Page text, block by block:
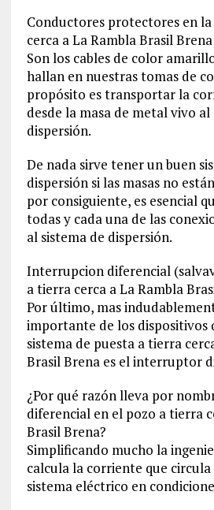
Conductores protectores en
cerca a La Rambla Brasil Brena
Son los cables de color
hallan en nuestras tomas de
propósito es transportar la
desde la masa de metal vivo al
dispersión.
De nada sirve tener un buen
dispersión si las masas no
por consiguiente, es esencial
todas y cada una de las
al sistema de dispersión.
Interrupcion diferencial
a tierra cerca a La Rambla
Por último, mas
importante de los dispositivos
sistema de puesta a tierra
Brasil Brena es el interruptor
¿Por qué razón lleva por
diferencial en el pozo a tierra
Brasil Brena?
Simplificando mucho la
calcula la corriente que
sistema eléctrico en